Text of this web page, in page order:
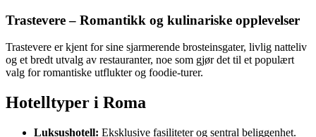
Trastevere – Romantikk og kulinariske opplevelser
Trastevere er kjent for sine sjarmerende brosteinsgater, livlig natteliv
og et bredt utvalg av restauranter, noe som gjør det til et populært
valg for romantiske utflukter og foodie-turer.
Hotelltyper i Roma
Luksushotell: Eksklusive fasiliteter og sentral beliggenhet.